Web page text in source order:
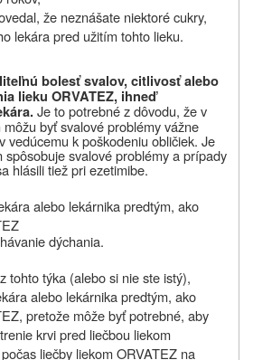
že neznášate niektoré cukry,
lekára pred užitím tohto lieku.
bolesť svalov, citlivosť alebo
lieku ORVATEZ, ihneď
Je to potrebné z dôvodu, že v
byť svalové problémy vážne
vedúcemu k poškodeniu obličiek. Je
svalové problémy a prípady
hlásili tiež pri ezetimibe.
alebo lekárnika predtým, ako
dýchania.
tohto týka (alebo si nie ste istý),
alebo lekárnika predtým, ako
pretože môže byť potrebné, aby
krvi pred liečbou liekom
liečby liekom ORVATEZ na